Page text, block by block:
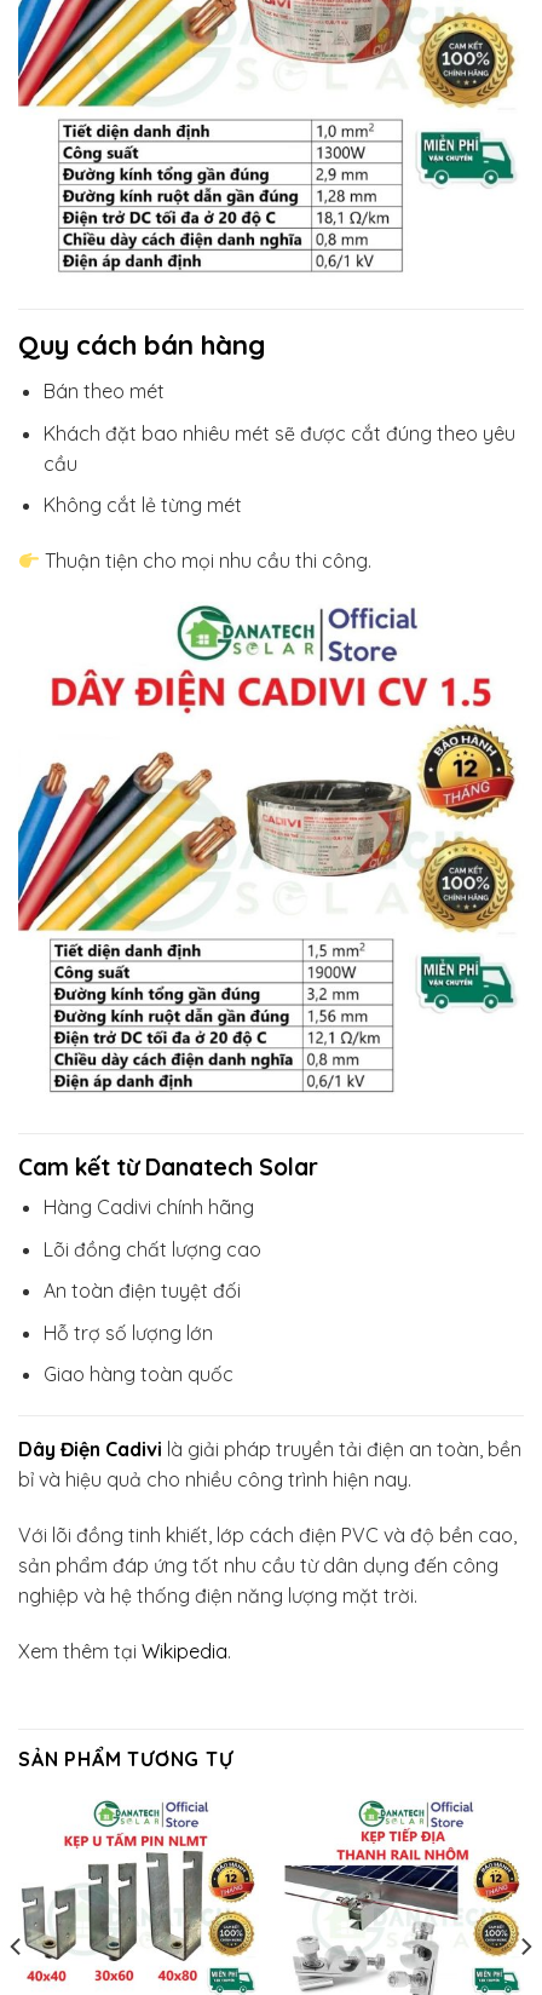
Quy cách bán hàng
Bán theo mét
Khách đặt bao nhiêu mét sẽ được cắt đúng theo yêu
cầu
Không cắt lẻ từng mét
Thuận tiện cho mọi nhu cầu thi công.
Cam kết từ Danatech Solar
Hàng Cadivi chính hãng
Lõi đồng chất lượng cao
An toàn điện tuyệt đối
Hỗ trợ số lượng lớn
Giao hàng toàn quốc
Dây Điện Cadivi là giải pháp truyền tải điện an toàn, bền
bỉ và hiệu quả cho nhiều công trình hiện nay.
Với lõi đồng tinh khiết, lớp cách điện PVC và độ bền cao,
sản phẩm đáp ứng tốt nhu cầu từ dân dụng đến công
nghiệp và hệ thống điện năng lượng mặt trời.
Xem thêm tại Wikipedia.
SẢN PHẨM TƯƠNG TỰ